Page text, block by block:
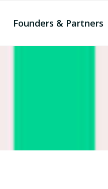
Founders & Partners